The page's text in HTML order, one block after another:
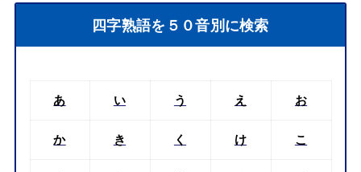
四字熟語を５０音別に検索
あ い う え お
か き く け こ